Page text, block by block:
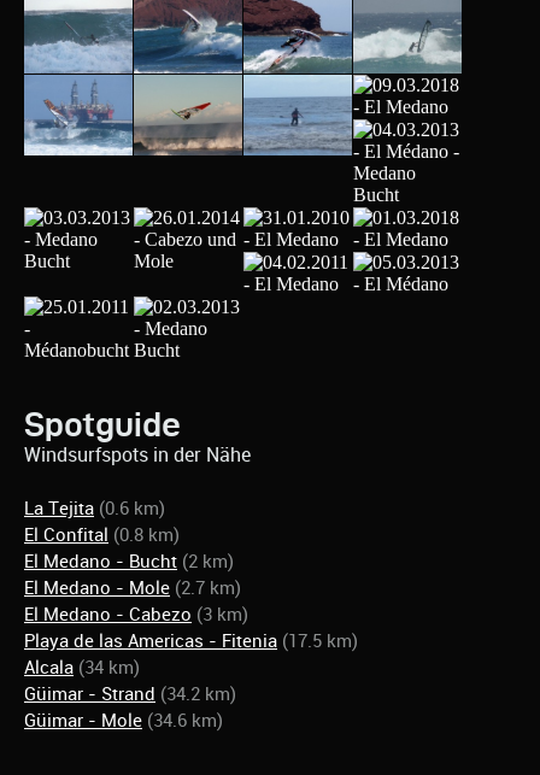
Spotguide
Windsurfspots in der Nähe
La Tejita (0.6 km)
El Confital (0.8 km)
El Medano - Bucht (2 km)
El Medano - Mole (2.7 km)
El Medano - Cabezo (3 km)
Playa de las Americas - Fitenia (17.5 km)
Alcala (34 km)
Güimar - Strand (34.2 km)
Güimar - Mole (34.6 km)